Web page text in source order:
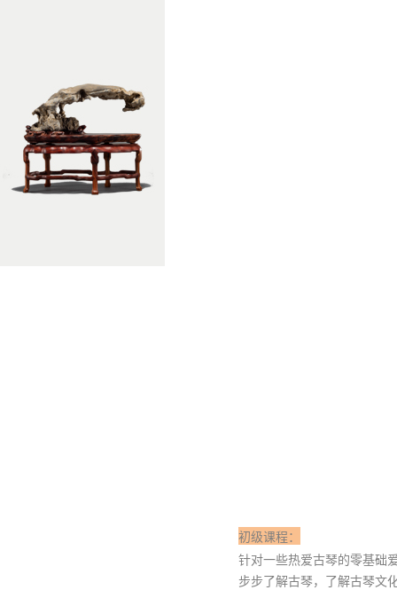
初级课程：
针对一些热爱古琴的零基础
步步了解古琴，了解古琴文